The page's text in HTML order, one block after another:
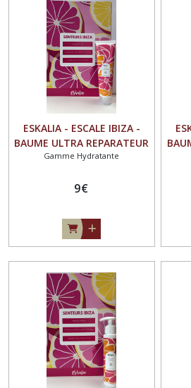
ESKALIA - ESCALE IBIZA -
BAUME ULTRA REPARATEUR
VISAGE ET CORPS COCO -
100ML
Gamme Hydratante
9€
Gommages
Savons
Douche
,
Déodorants
(37)
Afficher
résultats